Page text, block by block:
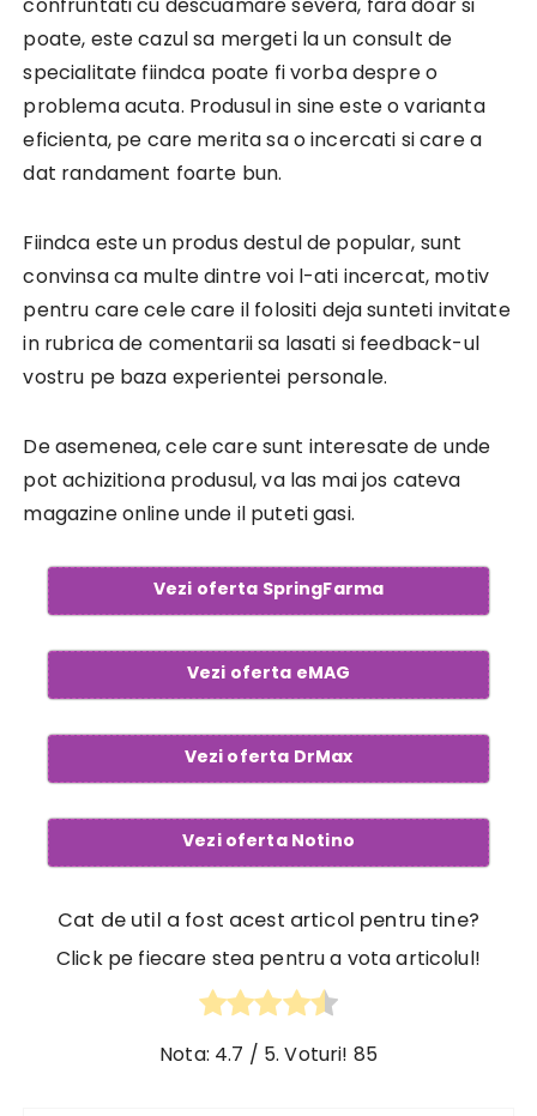
poate, este cazul sa mergeti la un consult de
specialitate fiindca poate fi vorba despre o
problema acuta. Produsul in sine este o varianta
eficienta, pe care merita sa o incercati si care a
dat randament foarte bun.
Fiindca este un produs destul de popular, sunt
convinsa ca multe dintre voi l-ati incercat, motiv
pentru care cele care il folositi deja sunteti invitate
in rubrica de comentarii sa lasati si feedback-ul
vostru pe baza experientei personale.
De asemenea, cele care sunt interesate de unde
pot achizitiona produsul, va las mai jos cateva
magazine online unde il puteti gasi.
Vezi oferta SpringFarma
Vezi oferta eMAG
Vezi oferta DrMax
Vezi oferta Notino
Cat de util a fost acest articol pentru tine?
Click pe fiecare stea pentru a vota articolul!
Nota: 4.7 / 5. Voturi! 85